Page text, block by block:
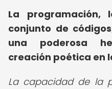
La
conjunto de
una poderosa
creación poética en
La capacidad de la